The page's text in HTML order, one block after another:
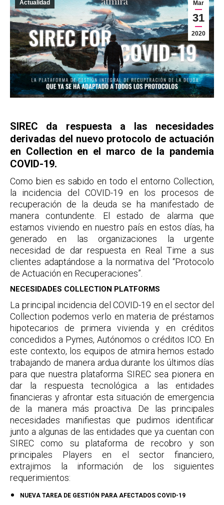
Mar
31
2020
Actualidad
SIREC da respuesta a las necesidades
derivadas del nuevo protocolo de actuación
en Collection en el marco de la pandemia
COVID-19.
Como bien es sabido en todo el entorno Collection,
la incidencia del COVID-19 en los procesos de
recuperación de la deuda se ha manifestado de
manera contundente. El estado de alarma que
estamos viviendo en nuestro país en estos días, ha
generado en las organizaciones la urgente
necesidad de dar respuesta en Real Time a sus
clientes adaptándose a la normativa del “Protocolo
de Actuación en Recuperaciones”.
NECESIDADES COLLECTION PLATFORMS
La principal incidencia del COVID-19 en el sector del
Collection podemos verlo en materia de préstamos
hipotecarios de primera vivienda y en créditos
concedidos a Pymes, Autónomos o créditos ICO. En
este contexto, los equipos de atmira hemos estado
trabajando de manera ardua durante los últimos días
para que nuestra plataforma SIREC sea pionera en
dar la respuesta tecnológica a las entidades
financieras y afrontar esta situación de emergencia
de la manera más proactiva. De las principales
necesidades manifiestas que pudimos identificar
junto a algunas de las entidades que ya cuentan con
SIREC como su plataforma de recobro y son
principales Players en el sector financiero,
extrajimos la información de los siguientes
requerimientos:
NUEVA TAREA DE GESTIÓN PARA AFECTADOS COVID-19